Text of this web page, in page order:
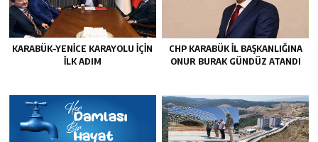
KARABÜK–YENİCE KARAYOLU İÇİN
İLK ADIM
CHP KARABÜK İL BAŞKANLIĞINA
ONUR BURAK GÜNDÜZ ATANDI